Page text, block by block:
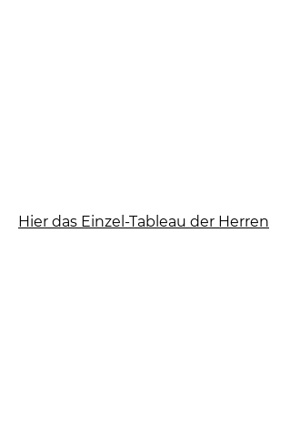
Hier das Einzel-Tableau der Herren